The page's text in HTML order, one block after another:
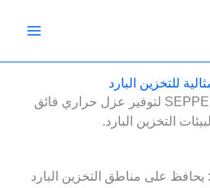
صُممت أبواب المجمدات SEPPES لتوفير عزل حراري فائق
التخزين البارد.
يحافظ على مناطق التخزين البارد